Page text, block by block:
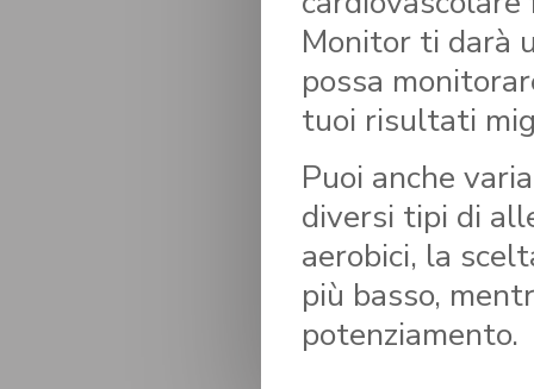
Monitor ti darà
possa
tuoi risultati
Puoi anche
diversi tipi di
aerobici, la
più basso,
potenziamento.